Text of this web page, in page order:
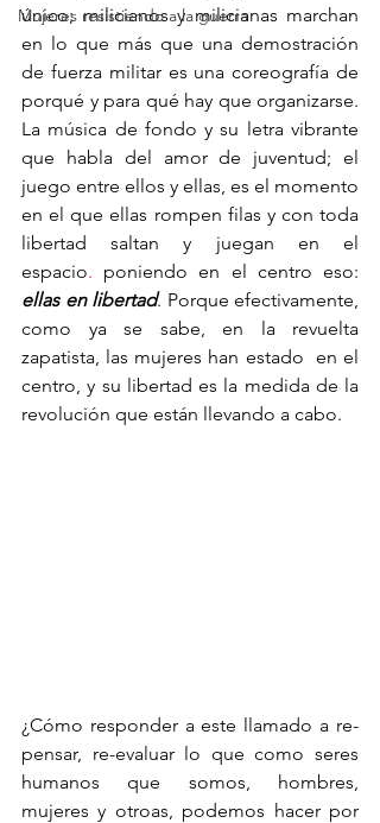
Mujeres resistiendo a la guerra
único; milicianos y milicianas marchan
en lo que más que una demostración
de fuerza militar es una coreografía de
porqué y para qué hay que organizarse.
La música de fondo y su letra vibrante
que habla del amor de juventud; el
juego entre ellos y ellas, es el momento
en el que ellas rompen filas y con toda
libertad saltan y juegan en el
espacio.
ellas en libertad. Porque efectivamente,
como ya se sabe, en la revuelta
zapatista, las mujeres han estado  en el
centro, y su libertad es la medida de la
revolución que están llevando a cabo.
¿Cómo responder a este llamado a re-
pensar, re-evaluar lo que como seres
humanos que somos, hombres,
mujeres y otroas, podemos hacer por